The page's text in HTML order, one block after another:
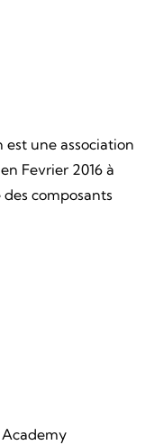
une association
Fevrier 2016 à
composants